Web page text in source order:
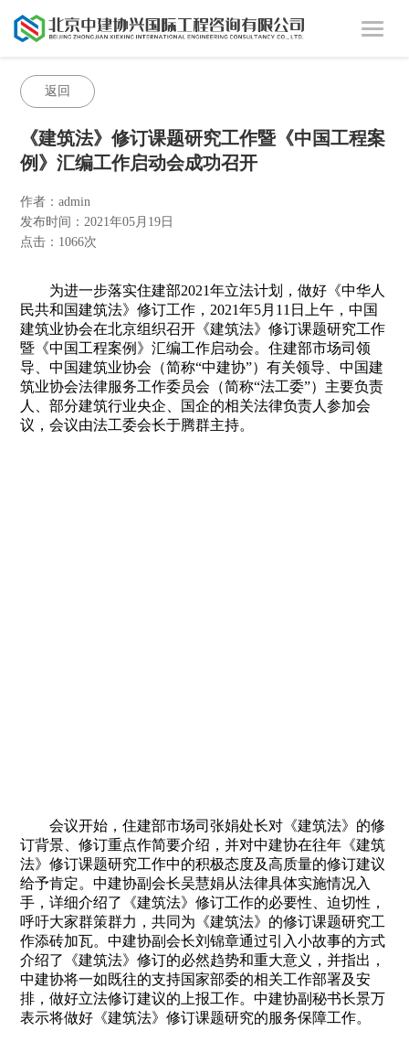
返回
《建筑法》修订课题研究工作暨《中国工程案
例》汇编工作启动会成功召开
作者：admin
发布时间：2021年05月19日
点击： 1066次
为进一步落实住建部2021年立法计划，做好《中华人
民共和国建筑法》修订工作，2021年5月11日上午，中国
建筑业协会在北京组织召开《建筑法》修订课题研究工作
暨《中国工程案例》汇编工作启动会。住建部市场司领
导、中国建筑业协会（简称“中建协”）有关领导、中国建
筑业协会法律服务工作委员会（简称“法工委”）主要负责
人、部分建筑行业央企、国企的相关法律负责人参加会
议，会议由法工委会长于腾群主持。
会议开始，住建部市场司张娟处长对《建筑法》的修
订背景、修订重点作简要介绍，并对中建协在往年《建筑
法》修订课题研究工作中的积极态度及高质量的修订建议
给予肯定。中建协副会长吴慧娟从法律具体实施情况入
手，详细介绍了《建筑法》修订工作的必要性、迫切性，
呼吁大家群策群力，共同为《建筑法》的修订课题研究工
作添砖加瓦。中建协副会长刘锦章通过引入小故事的方式
介绍了《建筑法》修订的必然趋势和重大意义，并指出，
中建协将一如既往的支持国家部委的相关工作部署及安
排，做好立法修订建议的上报工作。中建协副秘书长景万
表示将做好《建筑法》修订课题研究的服务保障工作。